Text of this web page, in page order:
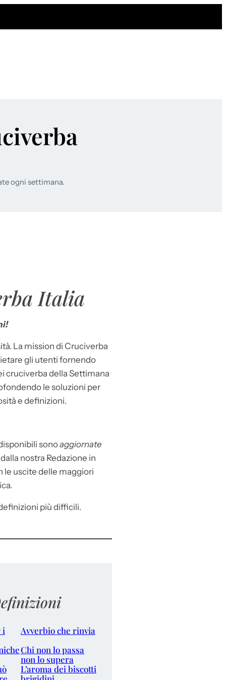
ogni settimana.
Italia
La mission di Cruciverba
gli utenti fornendo
cruciverba della Settimana
le soluzioni per
e definizioni.
sonoaggiornate
dalla nostra Redazione in
le uscite delle maggiori
più difficili.
i
Avverbio che rinvia
Chi non lo passa
non lo supera
L’aroma dei biscotti